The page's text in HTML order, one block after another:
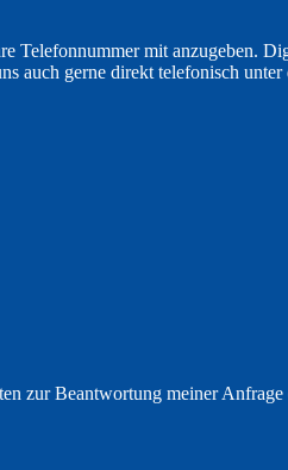
mit anzugeben.
auch gerne direkt telefonisch
zur Beantwortung meiner